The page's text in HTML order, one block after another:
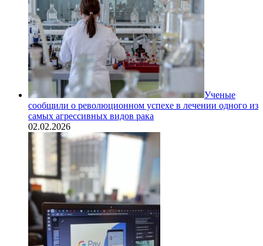
Ученые
сообщили о революционном успехе в лечении одного из
самых агрессивных видов рака
02.02.2026